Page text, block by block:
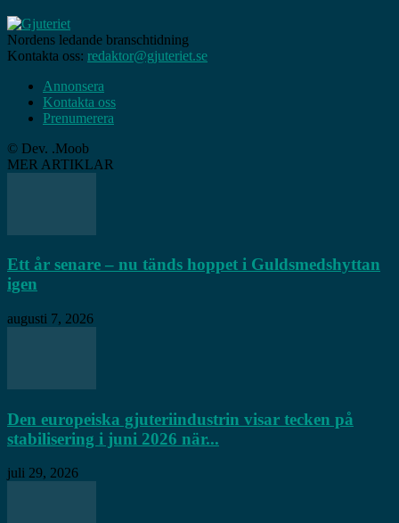
Nordens ledande branschtidning
Kontakta oss: redaktor@gjuteriet.se
Annonsera
Kontakta oss
Prenumerera
© Dev. .Moob
MER ARTIKLAR
Ett år senare – nu tänds hoppet i Guldsmedshyttan
igen
augusti 7, 2026
Den europeiska gjuteriindustrin visar tecken på
stabilisering i juni 2026 när...
juli 29, 2026